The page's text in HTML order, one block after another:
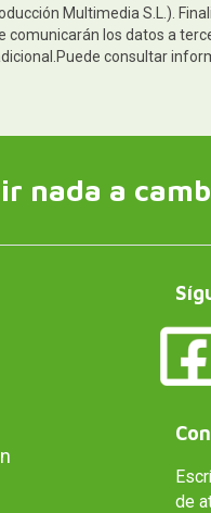
Multimedia S.L.).
los datos a
consultar
nada a
de